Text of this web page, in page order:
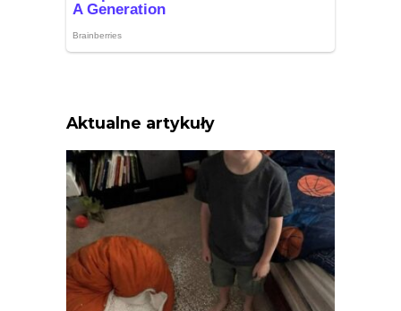
Aktualne artykuły